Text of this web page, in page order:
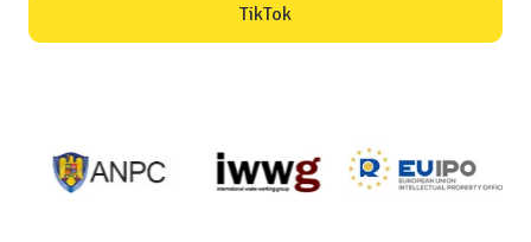
TikTok